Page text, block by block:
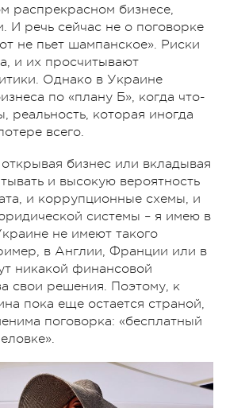
распрекрасном бизнесе,
И речь сейчас не о поговорке
не пьет шампанское». Риски
и их просчитывают
Однако в Украине
по «плану Б», когда что-
реальность, которая иногда
всего.
бизнес или вкладывая
и высокую вероятность
и коррупционные схемы, и
системы – я имею в
не имеют такого
в Англии, Франции или в
никакой финансовой
свои решения. Поэтому, к
пока еще остается страной,
поговорка: «бесплатный